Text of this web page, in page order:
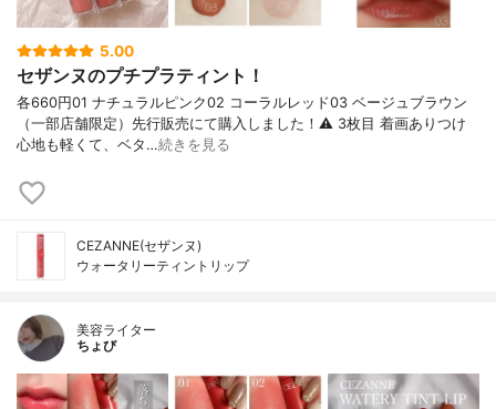
5.00
セザンヌのプチプラティント！
各660円01 ナチュラルピンク02 コーラルレッド03 ベージュブラウン
（一部店舗限定）先行販売にて購入しました！⚠︎ 3枚目 着画ありつけ
心地も軽くて、ベタ…続きを見る
CEZANNE(セザンヌ)
ウォータリーティントリップ
美容ライター
ちょび